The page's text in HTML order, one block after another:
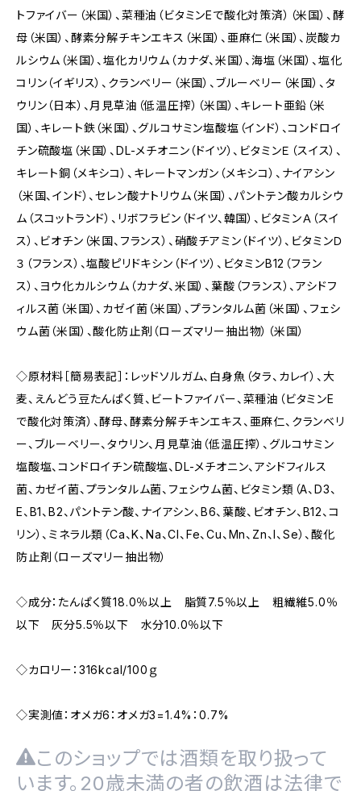
トファイバー（米国）、菜種油（ビタミンEで酸化対策済）（米国）、酵
母（米国）、酵素分解チキンエキス（米国）、亜麻仁（米国）、炭酸カ
ルシウム（米国）、塩化カリウム（カナダ、米国）、海塩（米国）、塩化
コリン（イギリス）、クランベリー（米国）、ブルーベリー（米国）、タ
ウリン（日本）、月見草油（低温圧搾）（米国）、キレート亜鉛（米
国）、キレート鉄（米国）、グルコサミン塩酸塩（インド）、コンドロイ
チン硫酸塩（米国）、DL-メチオニン（ドイツ）、ビタミンＥ（スイス）、
キレート銅（メキシコ）、キレートマンガン（メキシコ）、ナイアシン
（米国、インド）、セレン酸ナトリウム（米国）、パントテン酸カルシウ
ム（スコットランド）、リボフラビン（ドイツ、韓国）、ビタミンＡ（スイ
ス）、ビオチン（米国、フランス）、硝酸チアミン（ドイツ）、ビタミンＤ
３（フランス）、塩酸ピリドキシン（ドイツ）、ビタミンB12（フラン
ス）、ヨウ化カルシウム（カナダ、米国）、葉酸（フランス）、アシドフ
ィルス菌（米国）、カゼイ菌（米国）、プランタルム菌（米国）、フェシ
ウム菌（米国）、酸化防止剤（ローズマリー抽出物）（米国）
◇原材料［簡易表記］：レッドソルガム、白身魚（タラ、カレイ）、大
麦、えんどう豆たんぱく質、ビートファイバー、菜種油（ビタミンE
で酸化対策済）、酵母、酵素分解チキンエキス、亜麻仁、クランベリ
ー、ブルーベリー、タウリン、月見草油（低温圧搾）、グルコサミン
塩酸塩、コンドロイチン硫酸塩、DL-メチオニン、アシドフィルス
菌、カゼイ菌、プランタルム菌、フェシウム菌、ビタミン類（A、D3、
E、B1、B2、パントテン酸、ナイアシン、B6、葉酸、ビオチン、B12、コ
リン）、ミネラル類（Ca、K、Na、Cl、Fe、Cu、Mn、Zn、I、Se）、酸化
防止剤（ローズマリー抽出物）
◇成分：たんぱく質18.0％以上 脂質7.5％以上 粗繊維5.0％
以下 灰分5.5％以下 水分10.0％以下
◇カロリー：316kcal/100ｇ
◇実測値：オメガ6：オメガ3=1.4%：0.7%
このショップでは酒類を取り扱って
います。20歳未満の者の飲酒は法律で